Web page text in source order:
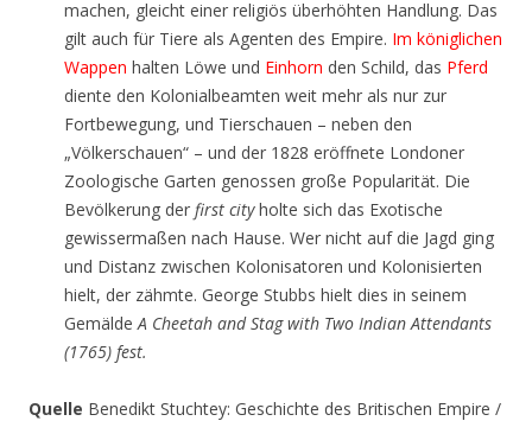
machen, gleicht einer religiös überhöhten Handlung. Das
gilt auch für Tiere als Agenten des Empire. Im königlichen
Wappen halten Löwe und Einhorn den Schild, das Pferd
diente den Kolonialbeamten weit mehr als nur zur
Fortbewegung, und Tierschauen – neben den
„Völkerschauen“ – und der 1828 eröffnete Londoner
Zoologische Garten genossen große Popularität. Die
Bevölkerung der first cityholte sich das Exotische
gewissermaßen nach Hause. Wer nicht auf die Jagd ging
und Distanz zwischen Kolonisatoren und Kolonisierten
hielt, der zähmte. George Stubbs hielt dies in seinem
GemäldeA Cheetah and Stag with Two Indian Attendants
(1765) fest.
Quelle Benedikt Stuchtey: Geschichte des Britischen Empire /